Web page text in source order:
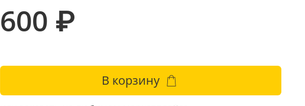
600 ₽
В корзину